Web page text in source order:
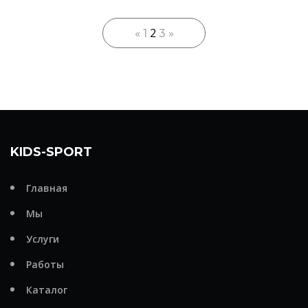
« 1 2 3 »
KIDS-SPORT
Главная
Мы
Услуги
Работы
Каталог